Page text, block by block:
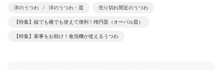
洋のうつわ 洋のうつわ・皿 売り切れ間近のうつわ
【特集】縦でも横でも使えて便利！楕円皿（オーバル皿）
【特集】家事をお助け！食洗機が使えるうつわ